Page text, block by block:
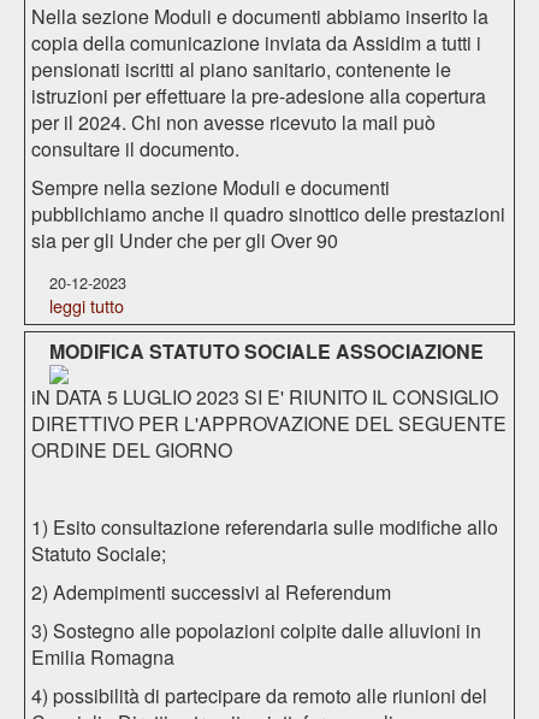
Nella sezione Moduli e documenti abbiamo inserito la
copia della comunicazione inviata da Assidim a tutti i
pensionati iscritti al piano sanitario, contenente le
istruzioni per effettuare la pre-adesione alla copertura
per il 2024. Chi non avesse ricevuto la mail può
consultare il documento.
Sempre nella sezione Moduli e documenti
pubblichiamo anche il quadro sinottico delle prestazioni
sia per gli Under che per gli Over 90
20-12-2023
leggi tutto
MODIFICA STATUTO SOCIALE ASSOCIAZIONE
iN DATA 5 LUGLIO 2023 SI E' RIUNITO IL CONSIGLIO
DIRETTIVO PER L'APPROVAZIONE DEL SEGUENTE
ORDINE DEL GIORNO
1) Esito consultazione referendaria sulle modifiche allo
Statuto Sociale;
2) Adempimenti successivi al Referendum
3) Sostegno alle popolazioni colpite dalle alluvioni in
Emilia Romagna
4) possibilità di partecipare da remoto alle riunioni del